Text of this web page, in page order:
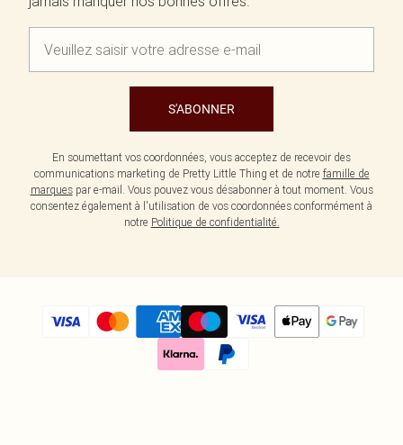
S'ABONNER
En soumettant vos coordonnées, vous acceptez de recevoir des
communications marketing de Pretty Little Thing et de notre famille de
marquespar e-mail. Vous pouvez vous désabonner à tout moment. Vous
consentez également à l'utilisation de vos coordonnées conformément à
notre Politique de confidentialité.